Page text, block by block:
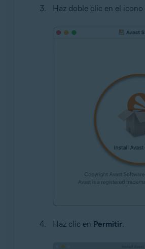
Haz doble clic en el icono
Haz clic en Permitir.